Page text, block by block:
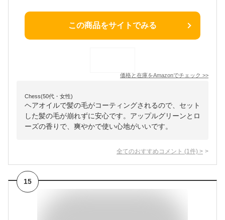
この商品をサイトでみる
価格と在庫をAmazonでチェック >>
Chess(50代・女性)
ヘアオイルで髪の毛がコーティングされるので、セット
した髪の毛が崩れずに安心です。アップルグリーンとロ
ーズの香りで、爽やかで使い心地がいいです。
全てのおすすめコメント (1 件) >
15